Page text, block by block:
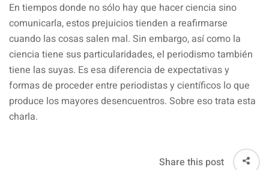
En tiempos donde no sólo hay que hacer ciencia sino
comunicarla, estos prejuicios tienden a reafirmarse
cuando las cosas salen mal. Sin embargo, así como la
ciencia tiene sus particularidades, el periodismo también
tiene las suyas. Es esa diferencia de expectativas y
formas de proceder entre periodistas y científicos lo que
produce los mayores desencuentros. Sobre eso trata esta
charla.
Share this post